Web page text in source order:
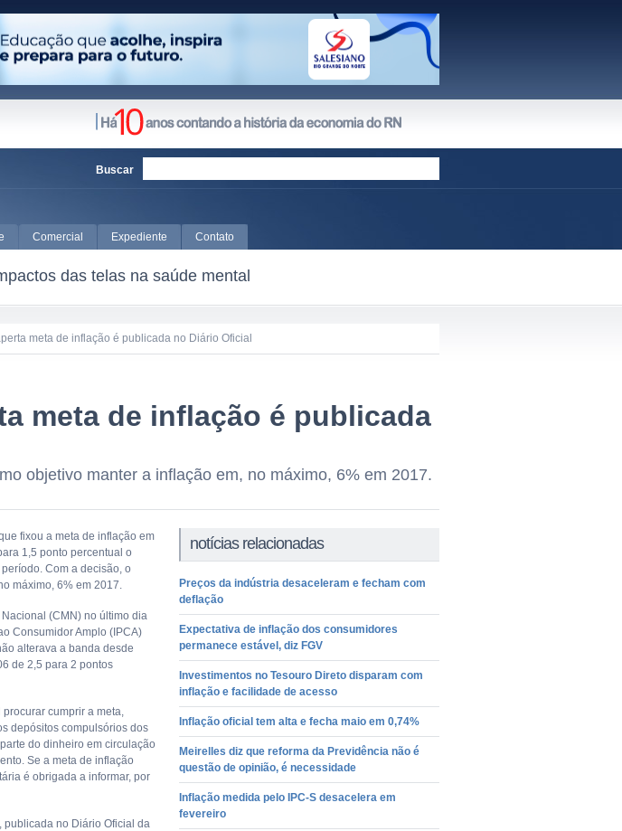
Buscar
Comercial Expediente Contato
das telas na saúde mental
meta de inflação é publicada no Diário Oficial
meta de inflação é publicada
objetivo manter a inflação em, no máximo, 6% em 2017.
notícias relacionadas
Preços da indústria desaceleram e fecham com
deflação
Expectativa de inflação dos consumidores
permanece estável, diz FGV
Investimentos no Tesouro Direto disparam com
inflação e facilidade de acesso
Inflação oficial tem alta e fecha maio em 0,74%
Meirelles diz que reforma da Previdência não é
questão de opinião, é necessidade
Inflação medida pelo IPC-S desacelera em
fevereiro
fixou a meta de inflação em
1,5 ponto percentual o
Com a decisão, o
máximo, 6% em 2017.
(CMN) no último dia
Consumidor Amplo (IPCA)
alterava a banda desde
de 2,5 para 2 pontos
cumprir a meta,
depósitos compulsórios dos
do dinheiro em circulação
Se a meta de inflação
é obrigada a informar, por
publicada no Diário Oficial da